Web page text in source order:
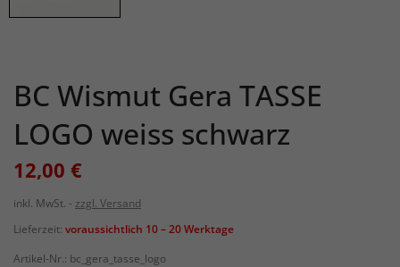
BC Wismut Gera TASSE
LOGO weiss schwarz
12,00 €
inkl. MwSt.
zzgl. Versand
Lieferzeit: voraussichtlich 10 – 20 Werktage
Artikel-Nr.: bc_gera_tasse_logo